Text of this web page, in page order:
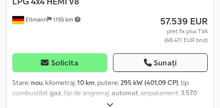
Toate informațiile sunt fără garanție, cu posibilitate de erori și
Eltmann 1.155 km 57.539 EUR
preț fix plus TVA
(68.471 EUR brut)
Solicita Sunați
Stare: nou, kilometraj:10 km, putere:295 kW (401,09 CP), tip
combustibil:gaz, tip de angrenaj:automat, ampatament: 3.570
, greutatea goală: